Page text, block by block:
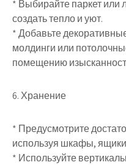
* Выбирайте паркет или
создать тепло и уют.
* Добавьте
молдинги или
помещению
6. Хранение
* Предусмотрите
используя шкафы, ящики
* Используйте